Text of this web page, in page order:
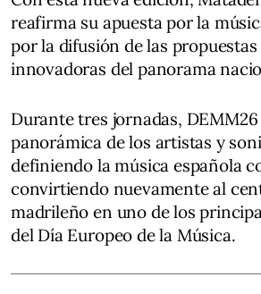
reafirma su apuesta por la
por la difusión de las propuestas
innovadoras del panorama
Durante tres jornadas,
panorámica de los artistas y
definiendo la música española
convirtiendo nuevamente al
madrileño en uno de los
del Día Europeo de la Música.